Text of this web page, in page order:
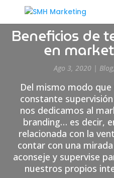
Beneficios de
en
Ago 3, 2020| Blog,
Del mismo modo
constante
nos dedicamos al
branding… es decir,
relacionada con la
contar con una
aconseje y supervise
nuestros propios